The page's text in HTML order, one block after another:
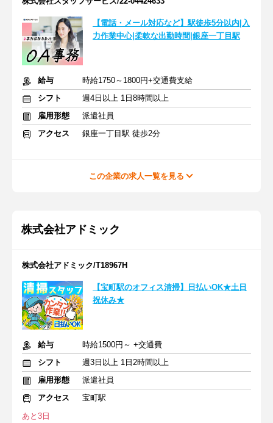
【電話・メール対応など】駅徒歩5分以内|入
力作業中心|柔軟な出勤時間|銀座一丁目駅
給与
時給1750～1800円+交通費支給
シフト
週4日以上 1日8時間以上
雇用形態
派遣社員
アクセス
銀座一丁目駅 徒歩2分
この企業の求人一覧を見る
株式会社アドミック
株式会社アドミック/T18967H
【宝町駅のオフィス清掃】日払いOK★土日
祝休み★
給与
時給1500円～ +交通費
シフト
週3日以上 1日2時間以上
雇用形態
派遣社員
アクセス
宝町駅
あと3日